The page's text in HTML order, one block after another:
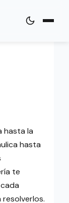
hasta la
hasta
te